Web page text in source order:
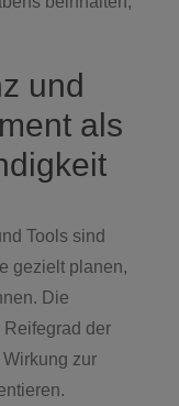
und
als
Tools sind
gezielt planen,
Die
der
zur